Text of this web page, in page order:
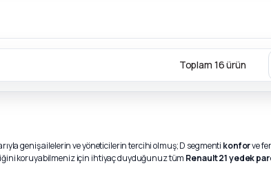
Toplam 16 ürün
geniş ailelerin ve yöneticilerin tercihi olmuş; D segmenti konforve
koruyabilmeniz için ihtiyaç duyduğunuz tüm Renault 21 yedek